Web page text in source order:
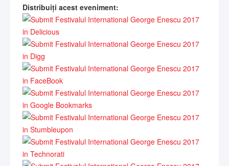
Distribuiți acest eveniment: